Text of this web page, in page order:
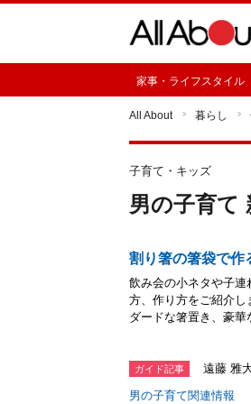
家事・ライフスタイル
All About 暮らし
子育て・キッズ
男の子育て
割り箸の箸袋で作
飲み会の小ネタや子連
方、作り方をご紹介
ダードな箸置き、豪華
ガイド記事
遠藤 雅
男の子育て関連情報